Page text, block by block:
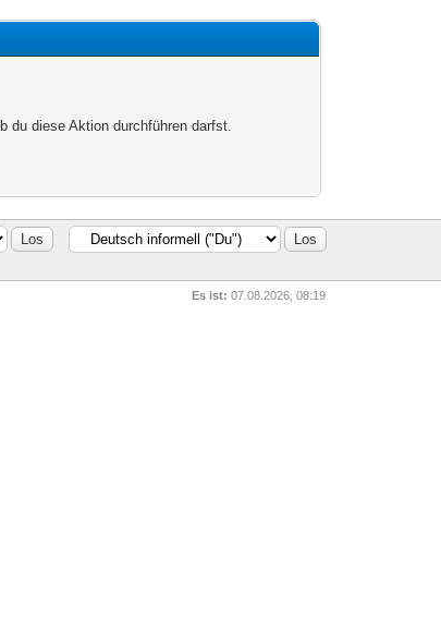
du diese Aktion durchführen darfst.
Es ist: 07.08.2026, 08:19